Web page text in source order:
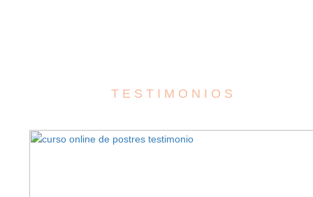
T E S T I M O N I O S